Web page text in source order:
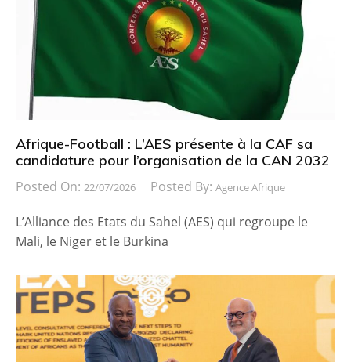
Afrique-Football : L’AES présente à la CAF sa
candidature pour l’organisation de la CAN 2032
Posted On: 22/07/2026 Posted By: Agence Afrique
L’Alliance des Etats du Sahel (AES) qui regroupe le
Mali, le Niger et le Burkina